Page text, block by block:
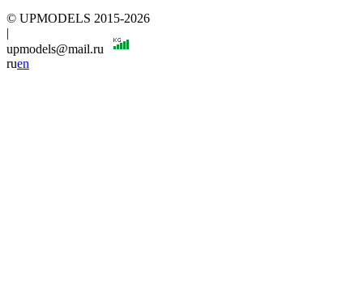
© UPMODELS 2015-2026
|
upmodels@mail.ru
ruen